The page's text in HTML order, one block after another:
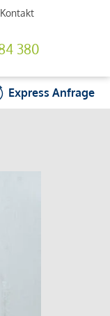
Kontakt
380
ExpressAnfrage